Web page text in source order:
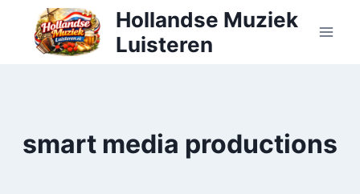
Doorgaan
inhoud
Hollandse Muziek
Luisteren
smart media productions